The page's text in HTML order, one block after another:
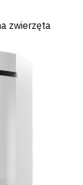
zwierzęta